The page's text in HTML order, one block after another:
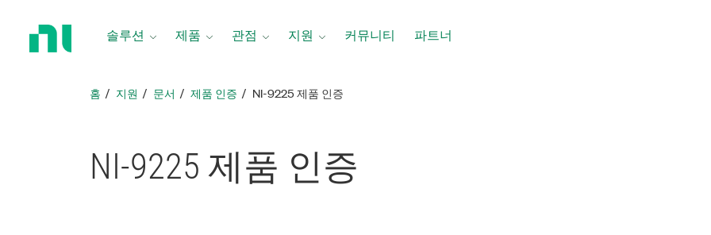
솔루션 제품 관점 지원 커뮤니티 파트너
홈 지원 문서 제품 인증 NI-9225 제품 인증
NI-9225 제품 인증